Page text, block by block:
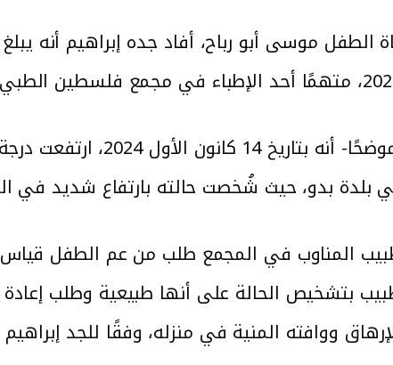
بدو، حيث شُخصت حالته بارتفاع شديد في
بتشخيص الحالة على أنها طبيعية وطلب
ووافته المنية في منزله، وفقًا للجد إبراهيم